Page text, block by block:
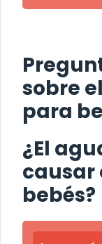
sobre
para
¿El
causar
bebés?